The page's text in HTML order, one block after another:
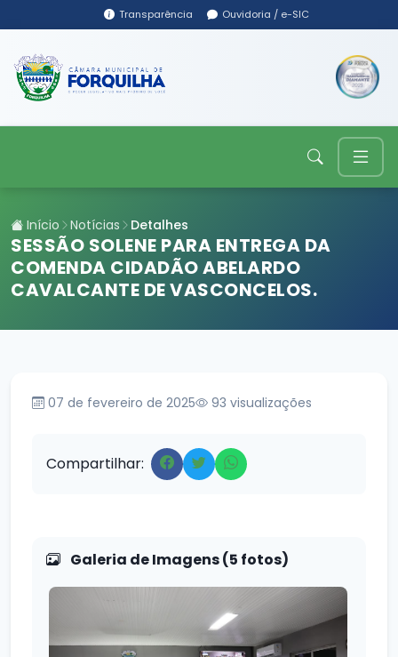
Transparência Ouvidoria / e-SIC
Início Notícias Detalhes
SESSÃO SOLENE PARA ENTREGA DA
COMENDA CIDADÃO ABELARDO
CAVALCANTE DE VASCONCELOS.
07 de fevereiro de 2025 93 visualizações
Compartilhar:
Galeria de Imagens (5 fotos)